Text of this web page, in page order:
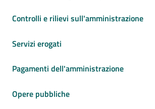
Controlli e rilievi sull'amministrazione
Servizi erogati
Pagamenti dell'amministrazione
Opere pubbliche